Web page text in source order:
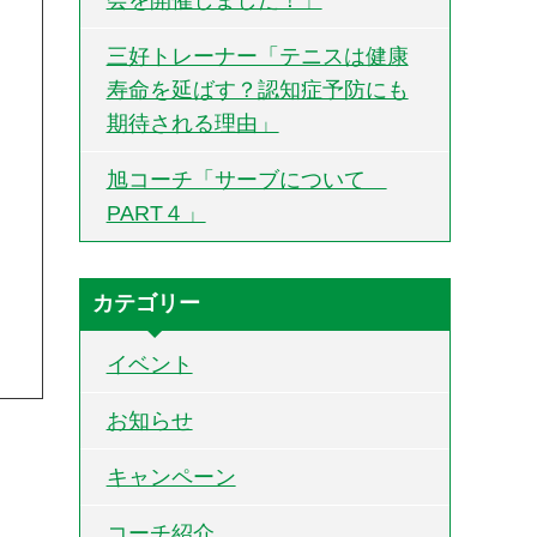
三好トレーナー「テニスは健康
寿命を延ばす？認知症予防にも
期待される理由」
旭コーチ「サーブについて
PART４」
カテゴリー
イベント
お知らせ
キャンペーン